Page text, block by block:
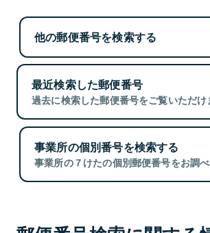
他の郵便番号を検索する
最近検索した郵便番号
過去に検索した郵便番号をご覧いただけ
事業所の個別番号を検索する
事業所の７けたの個別郵便番号をお調べ